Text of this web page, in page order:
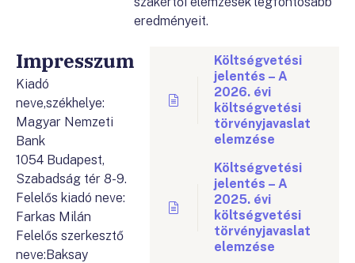
eredményeit.
Impresszum
Kiadó
neve,székhelye:
Magyar Nemzeti
Bank
1054 Budapest,
Szabadság tér 8-9.
Felelős kiadó neve:
Farkas Milán
Felelős szerkesztő
neve:Baksay
Költségvetési
jelentés – A
2026. évi
költségvetési
törvényjavaslat
elemzése
Költségvetési
jelentés – A
2025. évi
költségvetési
törvényjavaslat
elemzése